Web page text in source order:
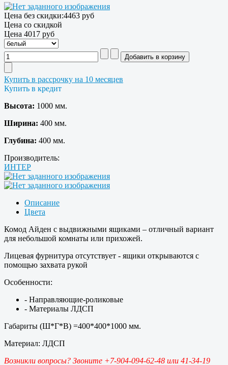
Цена без скидки:4463 руб
Цена со скидкой
Цена 4017 руб
Купить в рассрочку на 10 месяцев
Купить в кредит
Высота: 1000 мм.
Ширина: 400 мм.
Глубина: 400 мм.
Производитель:
ИНТЕР
Описание
Цвета
Комод Айден с выдвижными ящиками – отличный вариант
для небольшой комнаты или прихожей.
Лицевая фурнитура отсутствует - ящики открываются с
помощью захвата рукой
Особенности:
- Направляющие-роликовые
- Материалы ЛДСП
Габариты (Ш*Г*В) =400*400*1000 мм.
Материал: ЛДСП
Возникли вопросы? Звоните +7-904-094-62-48 или 41-34-19